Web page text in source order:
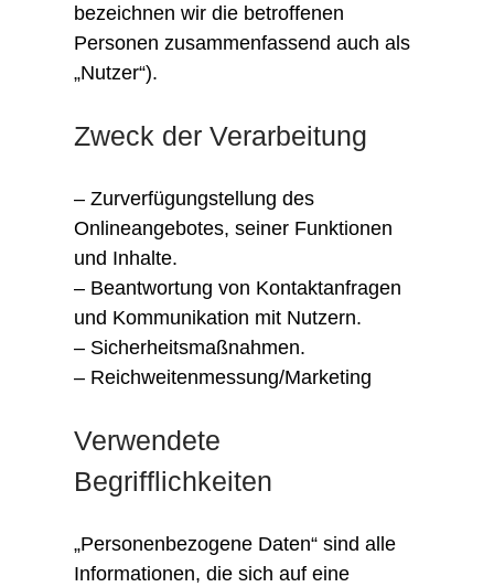
bezeichnen wir die betroffenen
Personen zusammenfassend auch als
„Nutzer“).
Zweck der Verarbeitung
– Zurverfügungstellung des
Onlineangebotes, seiner Funktionen
und Inhalte.
– Beantwortung von Kontaktanfragen
und Kommunikation mit Nutzern.
– Sicherheitsmaßnahmen.
– Reichweitenmessung/Marketing
Verwendete
Begrifflichkeiten
„Personenbezogene Daten“ sind alle
Informationen, die sich auf eine